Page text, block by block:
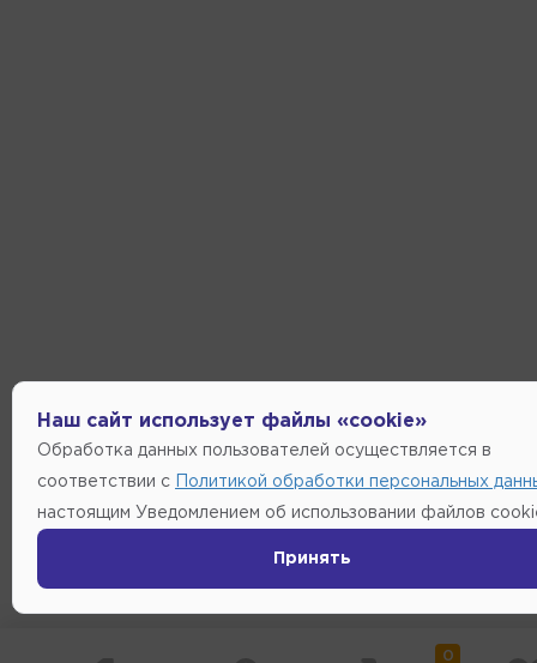
0
Наш сайт использует файлы «cookie»
Обработка данных пользователей осуществляется в
соответствии с Политикой обработки персональных
настоящим Уведомлением об использовании файлов
Принять